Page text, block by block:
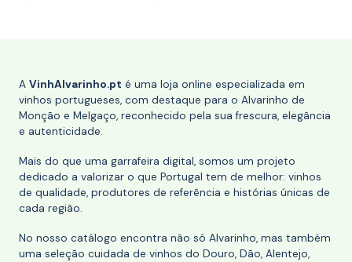
A VinhAlvarinho.pt é uma loja online especializada em
vinhos portugueses, com destaque para o Alvarinho de
Monção e Melgaço, reconhecido pela sua frescura, elegância
e autenticidade.
Mais do que uma garrafeira digital, somos um projeto
dedicado a valorizar o que Portugal tem de melhor: vinhos
de qualidade, produtores de referência e histórias únicas de
cada região.
No nosso catálogo encontra não só Alvarinho, mas também
uma seleção cuidada de vinhos do Douro, Dão, Alentejo,